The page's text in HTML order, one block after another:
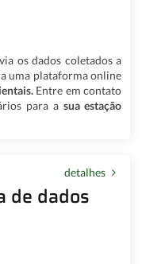
os dados coletados a
uma plataforma online
Entre em contato
para a sua estação
detalhes
de dados